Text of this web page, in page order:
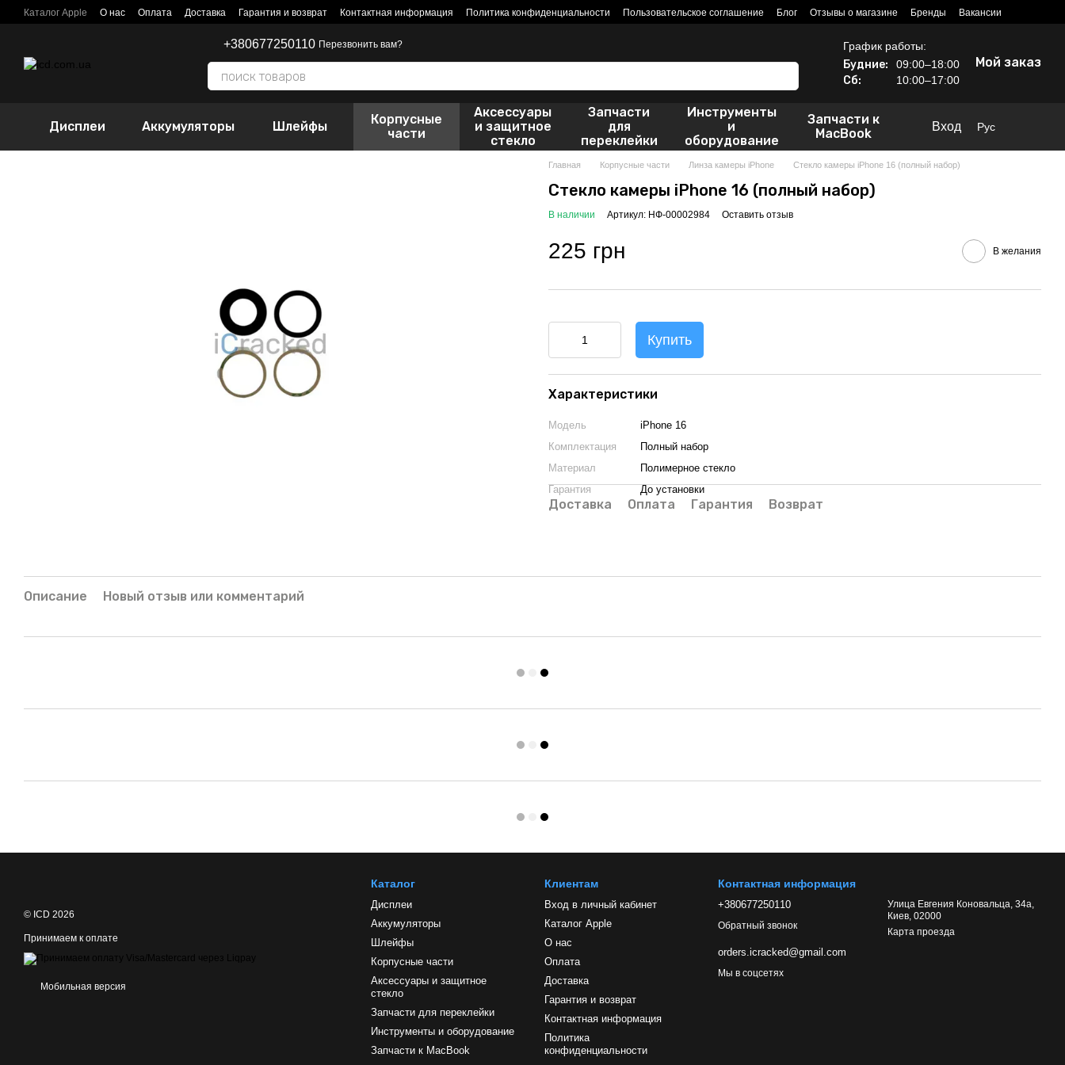
Перейти к основному контенту
Каталог Apple О нас Оплата Доставка Гарантия и возврат Контактная информация Политика конфиденциальности Пользовательское соглашение Блог Отзывы о магазине Бренды Вакансии
+380677250110 Перезвонить вам? График работы:
Будние: 09:00–18:00
Сб: 10:00–17:00
Мой заказ
Дисплеи Аккумуляторы Шлейфы
Корпусные
части
Аксессуары
и защитное
стекло
Запчасти
для
переклейки
Инструменты
и
оборудование
Запчасти к
MacBook
Вход Рус
Главная Корпусные части Линза камеры iPhone Стекло камеры iPhone 16 (полный набор)
Стекло камеры iPhone 16 (полный набор)
В наличии Артикул: НФ-00002984 Оставить отзыв
225 грн В желания
Купить
Характеристики
Модель
iPhone 16
Комплектация
Полный набор
Материал
Полимерное стекло
Гарантия
До установки
Доставка Оплата Гарантия Возврат
Описание Новый отзыв или комментарий
© ICD 2026
Принимаем к оплате
Мобильная версия
Каталог
Дисплеи
Аккумуляторы
Шлейфы
Корпусные части
Аксессуары и защитное
стекло
Запчасти для переклейки
Инструменты и оборудование
Запчасти к MacBook
Клиентам
Вход в личный кабинет
Каталог Apple
О нас
Оплата
Доставка
Гарантия и возврат
Контактная информация
Политика
конфиденциальности
Контактная информация
+380677250110
Обратный звонок
orders.icracked@gmail.com
Улица Евгения Коновальца, 34а,
Киев, 02000
Карта проезда
Мы в соцсетях